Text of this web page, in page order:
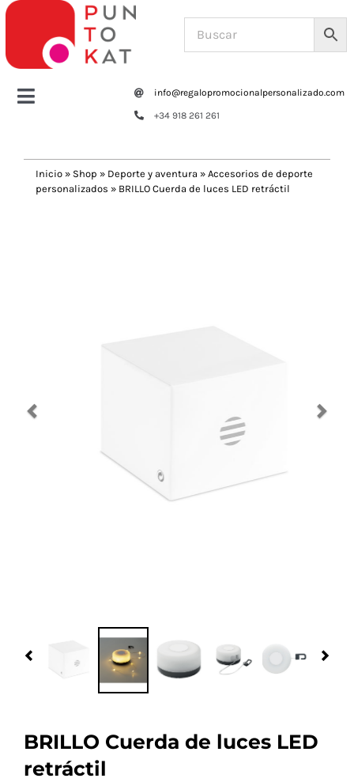
Saltar
contenido
Toggle
Tazas y botellas
Navidad 🎄 Invierno
info@regalopromocionalpersonalizado.com
+34 918 261 261
Inicio » Shop » Deporte y aventura » Accesorios de deporte
personalizados » BRILLO Cuerda de luces LED retráctil
BRILLO Cuerda de luces LED
retráctil